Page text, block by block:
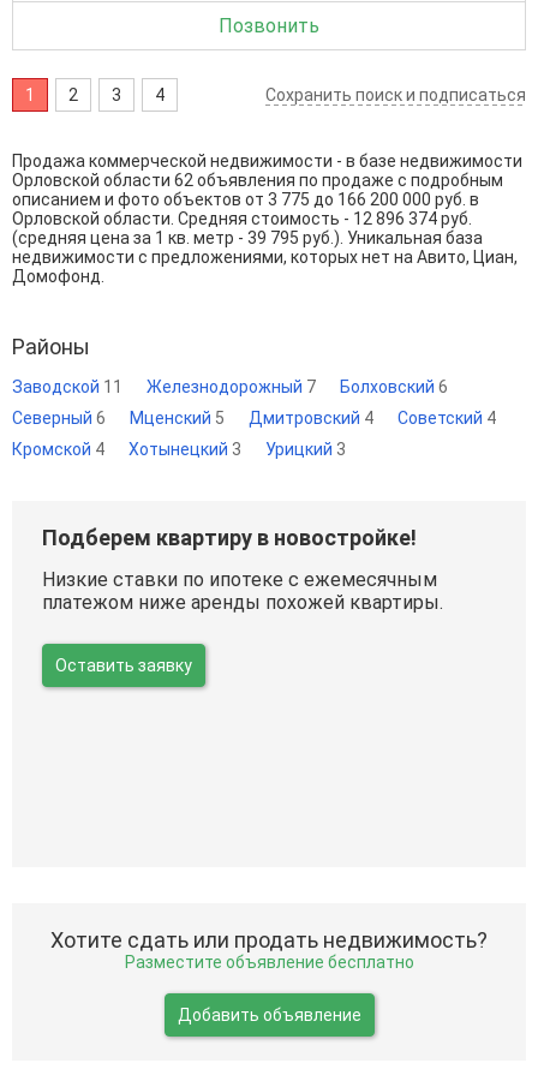
Позвонить
1 2 3 4 Сохранить поиск и подписаться
Продажа коммерческой недвижимости - в базе недвижимости
Орловской области 62 объявления по продаже с подробным
описанием и фото объектов от 3 775 до 166 200 000 руб. в
Орловской области. Средняя стоимость - 12 896 374 руб.
(средняя цена за 1 кв. метр - 39 795 руб.). Уникальная база
недвижимости с предложениями, которых нет на Авито, Циан,
Домофонд.
Районы
Заводской 11 Железнодорожный 7 Болховский 6
Северный 6 Мценский 5 Дмитровский 4 Советский 4
Кромской 4 Хотынецкий 3 Урицкий 3
Подберем квартиру в новостройке!
Низкие ставки по ипотеке с ежемесячным
платежом ниже аренды похожей квартиры.
Оставить заявку
Хотите сдать или продать недвижимость?
Разместите объявление бесплатно
Добавить объявление